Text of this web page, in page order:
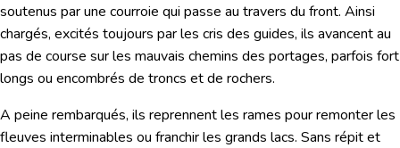
soutenus par une courroie qui passe au travers du front. Ainsi
chargés, excités toujours par les cris des guides, ils avancent au
pas de course sur les mauvais chemins des portages, parfois fort
longs ou encombrés de troncs et de rochers.
A peine rembarqués, ils reprennent les rames pour remonter les
fleuves interminables ou franchir les grands lacs. Sans répit et